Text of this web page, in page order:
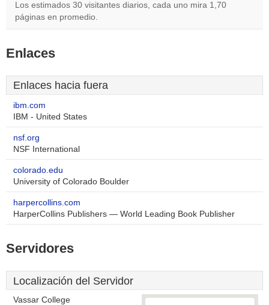
Los estimados 30 visitantes diarios, cada uno mira 1,70
páginas en promedio.
Enlaces
Enlaces hacia fuera
ibm.com
IBM - United States
nsf.org
NSF International
colorado.edu
University of Colorado Boulder
harpercollins.com
HarperCollins Publishers — World Leading Book Publisher
Servidores
Localización del Servidor
Vassar College